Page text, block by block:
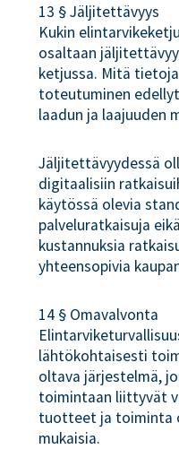
13 § Jäljitettävyys
Kukin
osaltaan
ketjussa. Mitä
toteutuminen
laadun ja laajuuden
Jäljitettävyydessä
digitaalisiin
käytössä olevia
palveluratkaisuja
kustannuksia
yhteensopivia
14 § Omavalvonta
lähtökohtaisesti
oltava järjestelmä,
toimintaan liittyvät
tuotteet ja toiminta
mukaisia.